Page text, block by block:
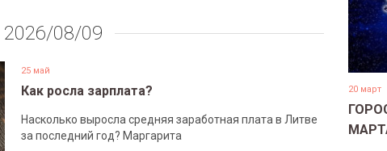
2026/08/09
25 май
Как росла зарплата?
Насколько выросла средняя заработная плата в Литве
за последний год? Маргарита
20 март